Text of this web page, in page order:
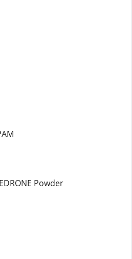
Powder